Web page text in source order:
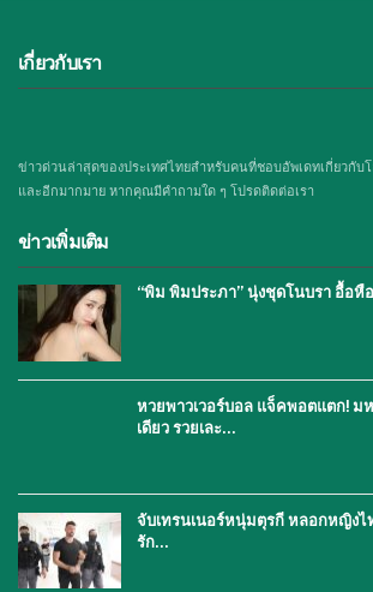
เกี่ยวกับเรา
ข่าวด่วนล่าสุดของประเทศไทยสำหรับคนที่ชอบอัพเดทเกี่ยวกับ
และอีกมากมาย หากคุณมีคำถามใด ๆ โปรดติดต่อเรา
ข่าวเพิ่มเติม
“พิม พิมประภา” นุ่งชุดโนบรา อื้อหื
หวยพาวเวอร์บอล แจ็คพอตแตก! ม
เดียว รวยเละ…
จับเทรนเนอร์หนุ่มตุรกี หลอกหญิง
รัก…